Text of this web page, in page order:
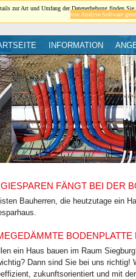
zur Art und Umfang der Datenerhebung finden Sie
von Analyse-Software
INFORMATION
FÄNGT BEI DER
Bauherren, die heutzutage ein
BODENPLATTE
ein Haus bauen im Raum
Dann sind Sie bei uns richtig!
zukunfts­orientiert und mit